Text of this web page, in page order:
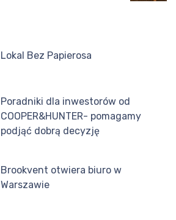
Lokal Bez Papierosa
Poradniki dla inwestorów od
COOPER&HUNTER- pomagamy
podjąć dobrą decyzję
Brookvent otwiera biuro w
Warszawie